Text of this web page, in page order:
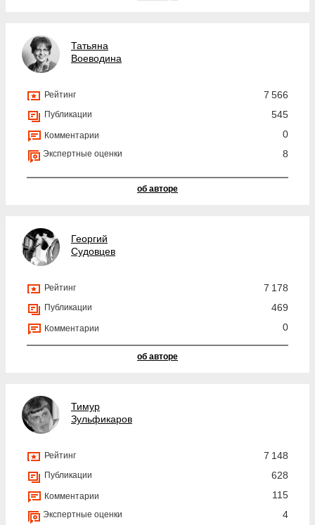
Татьяна
Воеводина
Рейтинг 7 566
Публикации 545
Комментарии 0
Экспертные оценки 8
об авторе
Георгий
Судовцев
Рейтинг 7 178
Публикации 469
Комментарии 0
об авторе
Тимур
Зульфикаров
Рейтинг 7 148
Публикации 628
Комментарии 115
Экспертные оценки 4